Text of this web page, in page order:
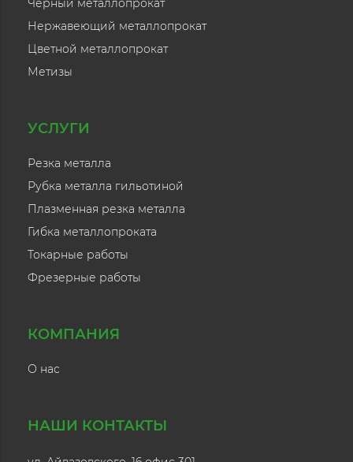
Чёрный металлопрокат
Нержавеющий металлопрокат
Цветной металлопрокат
Метизы
УСЛУГИ
Резка металла
Рубка металла гильотиной
Плазменная резка металла
Гибка металлопроката
Токарные работы
Фрезерные работы
КОМПАНИЯ
О нас
НАШИ КОНТАКТЫ